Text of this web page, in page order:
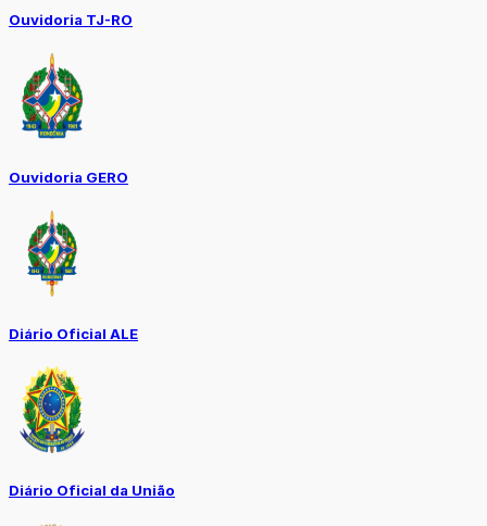
Ouvidoria TJ-RO
Ouvidoria GERO
Diário Oficial ALE
Diário Oficial da União